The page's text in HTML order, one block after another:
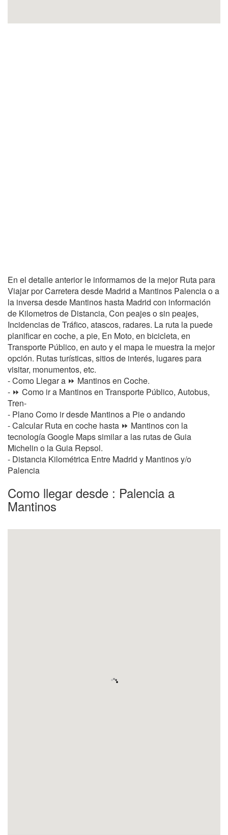
En el detalle anterior le informamos de la mejor Ruta para
Viajar por Carretera desde Madrid a Mantinos Palencia o a
la inversa desde Mantinos hasta Madrid con información
de Kilometros de Distancia, Con peajes o sin peajes,
Incidencias de Tráfico, atascos, radares. La ruta la puede
planificar en coche, a pie, En Moto, en bicicleta, en
Transporte Público, en auto y el mapa le muestra la mejor
opción. Rutas turísticas, sitios de interés, lugares para
visitar, monumentos, etc.
- Como Llegar a ⏩ Mantinos en Coche.
- ⏩ Como ir a Mantinos en Transporte Público, Autobus,
Tren-
- Plano Como ir desde Mantinos a Pie o andando
- Calcular Ruta en coche hasta ⏩ Mantinos con la
tecnología Google Maps similar a las rutas de Guia
Michelin o la Guia Repsol.
- Distancia Kilométrica Entre Madrid y Mantinos y/o
Palencia
Como llegar desde : Palencia a
Mantinos